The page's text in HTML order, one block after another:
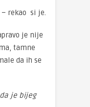
– rekao si je.
je nije
tamne
da ih se
je bijeg